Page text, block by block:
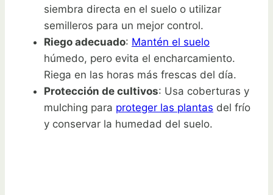
siembra directa en el suelo o utilizar
semilleros para un mejor control.
Riego adecuado: Mantén el suelo
húmedo, pero evita el encharcamiento.
Riega en las horas más frescas del día.
Protección de cultivos: Usa coberturas y
mulching para proteger las plantas del frío
y conservar la humedad del suelo.